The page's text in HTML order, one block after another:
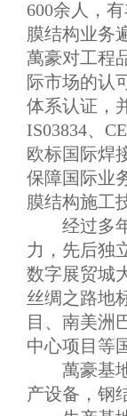
600余人，
膜结构业务
萬豪对工程
际市场的认
体系认证，
IS03834、
欧标国际焊
保障国际业
膜结构施工
经过多
力，先后独
数字展贸城
丝绸之路地
目、南美洲
中心项目等
萬豪基
产设备，钢